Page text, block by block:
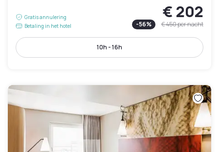
Gratis annulering
Betaling in het hotel
€ 202
-56% € 450per nacht
10h - 16h